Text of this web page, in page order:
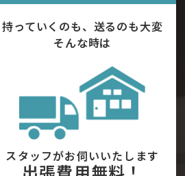
持っていくのも、送るのも大変
そんな時は
スタッフがお伺いいたします